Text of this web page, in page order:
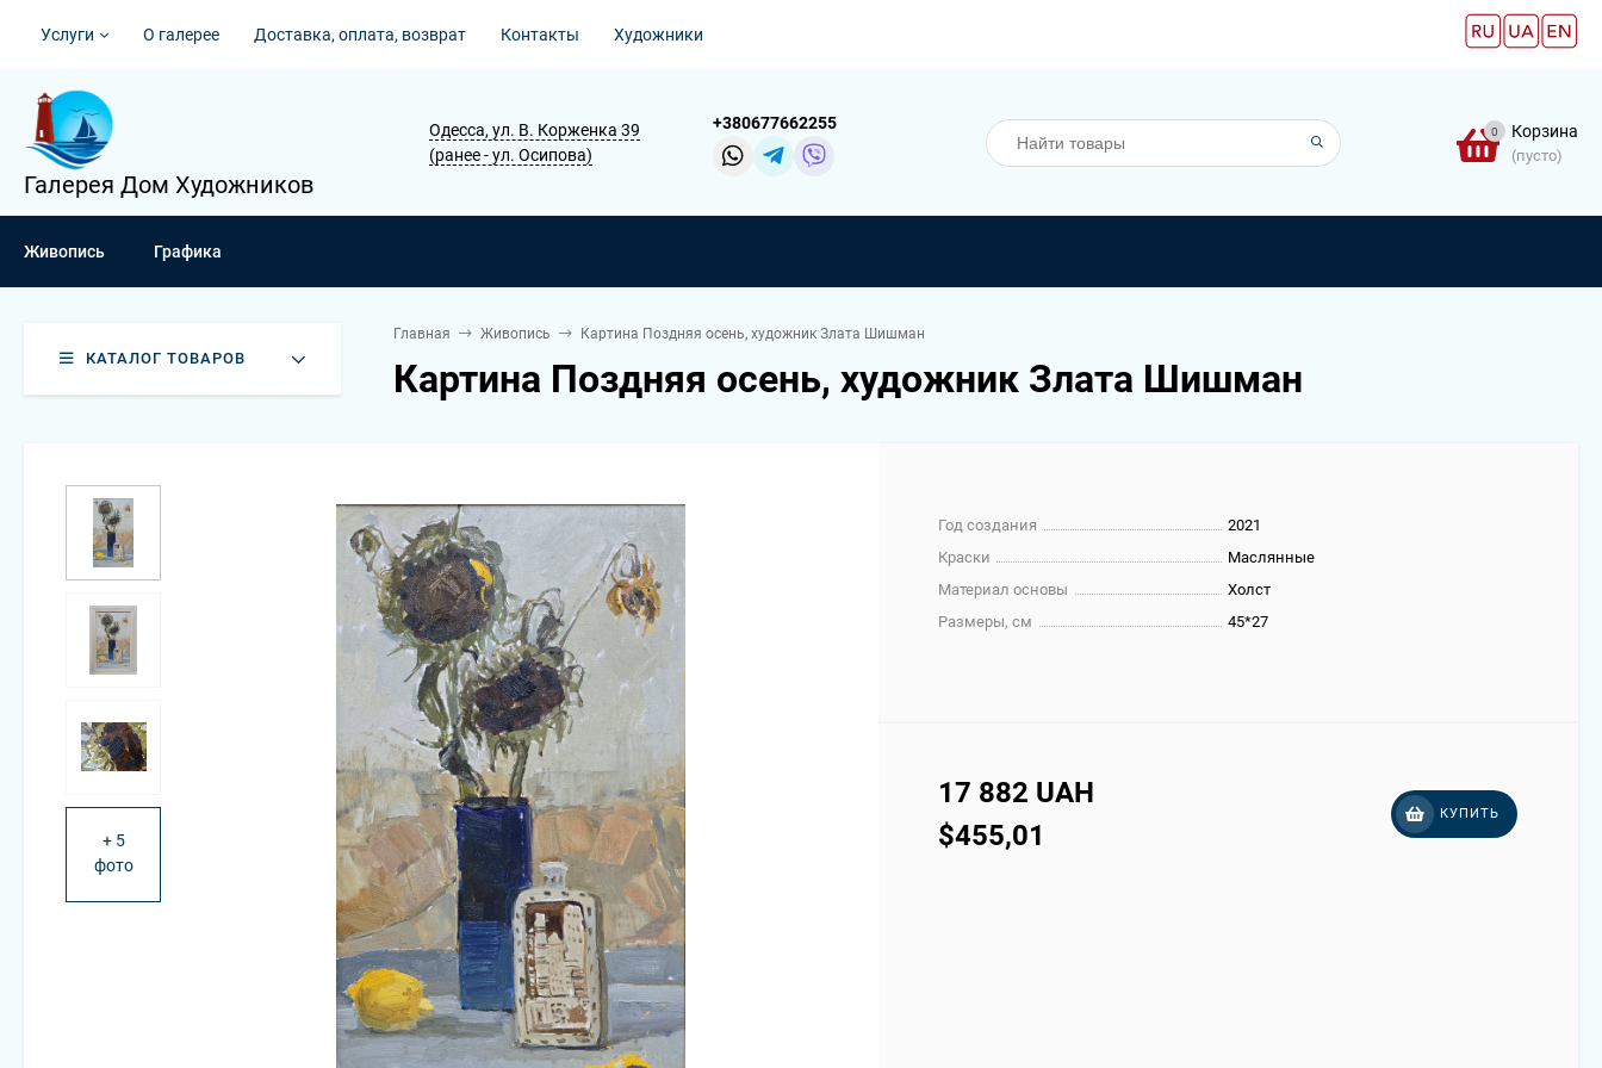
Услуги О галерее Доставка, оплата, возврат Контакты Художники
Галерея Дом Художников
Одесса, ул. В. Корженка 39
(ранее - ул. Осипова)
+380677662255 0 Корзина
(пусто)
Живопись Графика
КАТАЛОГ ТОВАРОВ
Главная Живопись Картина Поздняя осень, художник Злата Шишман
Картина Поздняя осень, художник Злата Шишман
+ 5
фото
Год создания
2021
Краски
Маслянные
Материал основы
Холст
Размеры, см
45*27
17 882 UAH
$455,01
КУПИТЬ